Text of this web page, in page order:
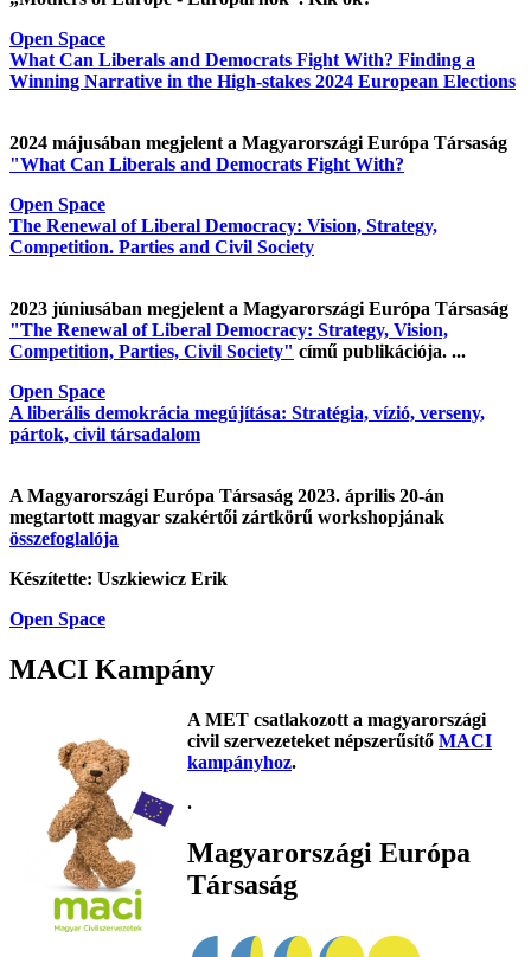
Open Space
What Can Liberals and Democrats Fight With? Finding a
Winning Narrative in the High-stakes 2024 European Elections
2024 májusában megjelent a Magyarországi Európa Társaság
"What Can Liberals and Democrats Fight With?
Open Space
The Renewal of Liberal Democracy: Vision, Strategy,
Competition. Parties and Civil Society
2023 júniusában megjelent a Magyarországi Európa Társaság
"The Renewal of Liberal Democracy: Strategy, Vision,
Competition, Parties, Civil Society" című publikációja. ...
Open Space
A liberális demokrácia megújítása: Stratégia, vízió, verseny,
pártok, civil társadalom
A Magyarországi Európa Társaság 2023. április 20-án
megtartott magyar szakértői zártkörű workshopjának
összefoglalója
Készítette: Uszkiewicz Erik
Open Space
MACI Kampány
A MET csatlakozott a magyarországi
civil szervezeteket népszerűsítő MACI
kampányhoz.
.
Magyarországi Európa
Társaság